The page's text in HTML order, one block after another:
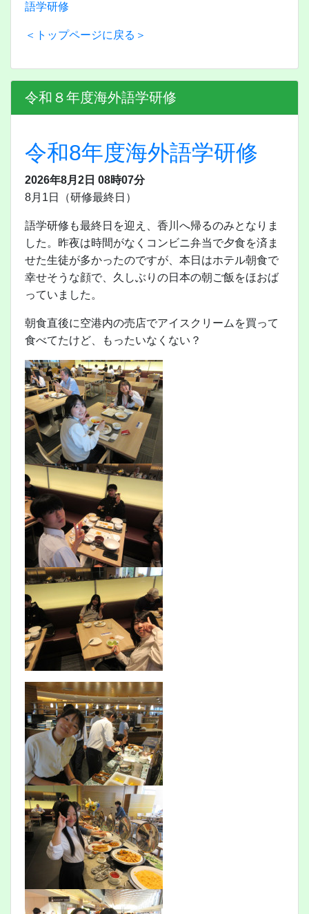
語学研修
＜トップページに戻る＞
令和８年度海外語学研修
令和8年度海外語学研修
2026年8月2日 08時07分
8月1日（研修最終日）
語学研修も最終日を迎え、香川へ帰るのみとなりま
した。昨夜は時間がなくコンビニ弁当で夕食を済ま
せた生徒が多かったのですが、本日はホテル朝食で
幸せそうな顔で、久しぶりの日本の朝ご飯をほおば
っていました。
朝食直後に空港内の売店でアイスクリームを買って
食べてたけど、もったいなくない？